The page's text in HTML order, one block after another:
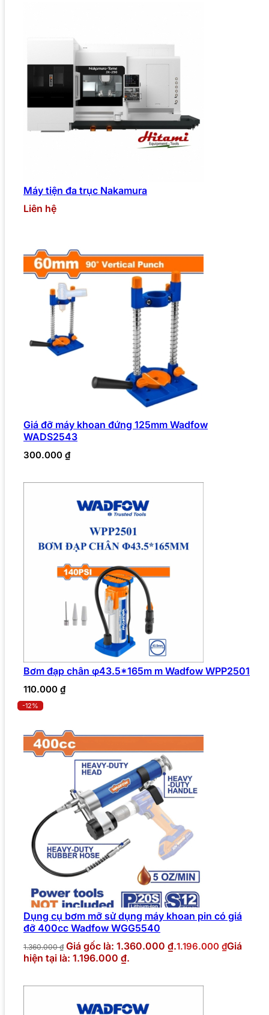
Máy tiện đa trục Nakamura
Liên hệ
Giá đỡ máy khoan đứng 125mm Wadfow
WADS2543
300.000 ₫
Bơm đạp chân φ43.5*165m m Wadfow WPP2501
110.000 ₫
-12%
Dụng cụ bơm mỡ sử dụng máy khoan pin có giá
đỡ 400cc Wadfow WGG5540
1.360.000₫ Giá gốc là: 1.360.000 ₫.1.196.000 ₫Giá
hiện tại là: 1.196.000 ₫.